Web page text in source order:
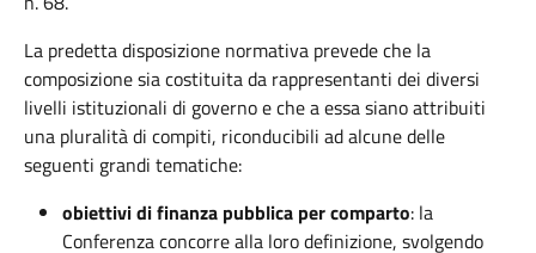
La predetta disposizione normativa prevede che la
composizione sia costituita da rappresentanti dei diversi
livelli istituzionali di governo e che a essa siano attribuiti
una pluralità di compiti, riconducibili ad alcune delle
seguenti grandi tematiche:
obiettivi di finanza pubblica per comparto: la
Conferenza concorre alla loro definizione, svolgendo